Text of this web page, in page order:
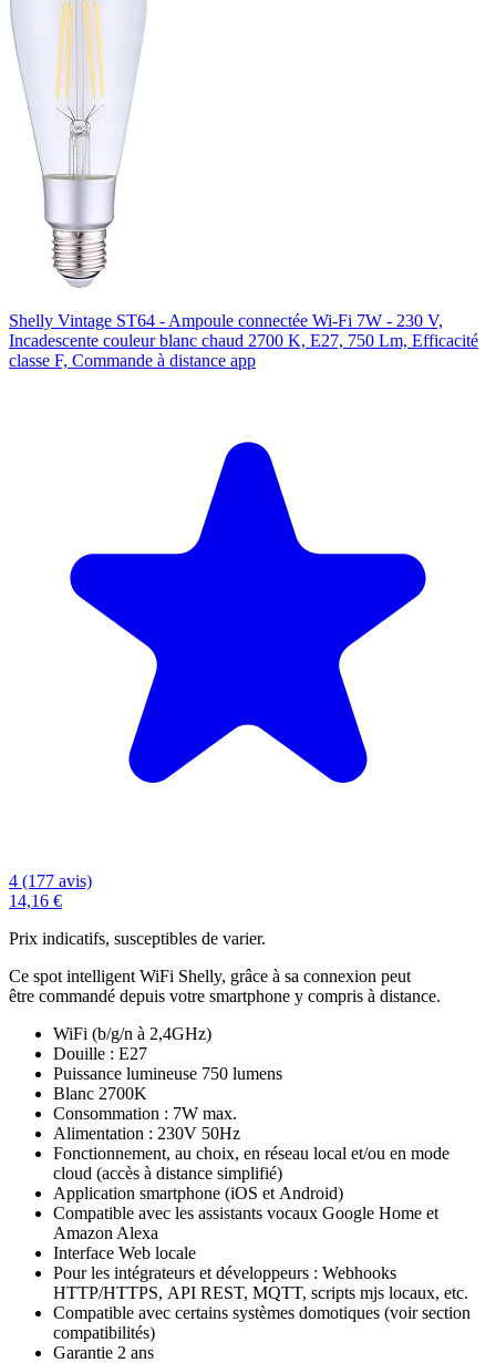
Shelly Vintage ST64 - Ampoule connectée Wi-Fi 7W - 230 V,
Incadescente couleur blanc chaud 2700 K, E27, 750 Lm, Efficacité
classe F, Commande à distance app
4 (177 avis)
14,16 €
Prix indicatifs, susceptibles de varier.
Ce spot intelligent WiFi Shelly, grâce à sa connexion peut
être commandé depuis votre smartphone y compris à distance.
WiFi (b/g/n à 2,4GHz)
Douille : E27
Puissance lumineuse 750 lumens
Blanc 2700K
Consommation : 7W max.
Alimentation : 230V 50Hz
Fonctionnement, au choix, en réseau local et/ou en mode
cloud (accès à distance simplifié)
Application smartphone (iOS et Android)
Compatible avec les assistants vocaux Google Home et
Amazon Alexa
Interface Web locale
Pour les intégrateurs et développeurs : Webhooks
HTTP/HTTPS, API REST, MQTT, scripts mjs locaux, etc.
Compatible avec certains systèmes domotiques (voir section
compatibilités)
Garantie 2 ans